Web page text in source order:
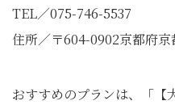
TEL／075-746-5537
住所／〒604-0902京都府
おすすめのプランは、「【